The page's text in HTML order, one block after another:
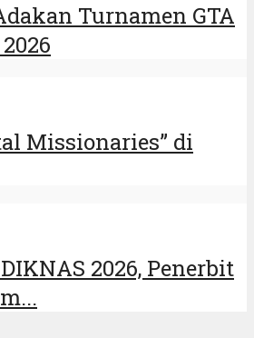
Turnamen GTA
Missionaries” di
2026, Penerbit